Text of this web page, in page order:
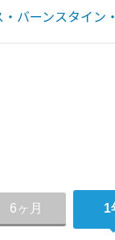
・バーンスタイ